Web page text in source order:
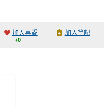
加入喜愛
+0
加入筆記